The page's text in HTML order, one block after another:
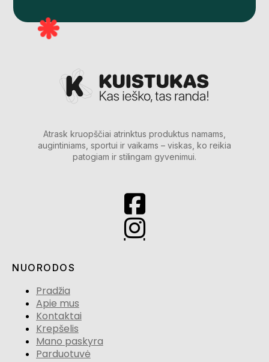
Atrask kruopščiai atrinktus produktus namams,
augintiniams, sportui ir vaikams – viskas, ko reikia
patogiam ir stilingam gyvenimui.
NUORODOS
Pradžia
Apie mus
Kontaktai
Krepšelis
Mano paskyra
Parduotuvė